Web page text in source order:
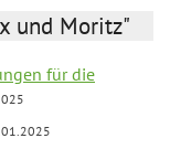
und Moritz"
für die